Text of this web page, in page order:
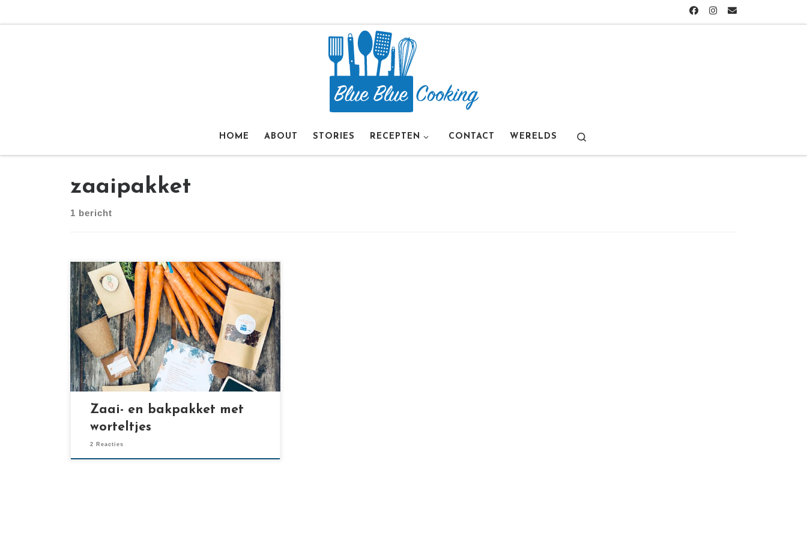
HOME ABOUT STORIES RECEPTEN CONTACT WERELDS
zaaipakket
1 bericht
[…]
Zaai- en bakpakket met
worteltjes
2 Reacties